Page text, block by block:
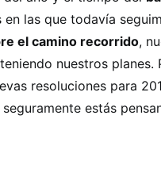
las que todavía
el camino recorrido,
nuestros planes.
resoluciones para
estás